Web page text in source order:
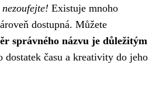
Existuje mnoho
dostupná. Můžete
správného názvu je důležitým
dostatek času a kreativity do jeho